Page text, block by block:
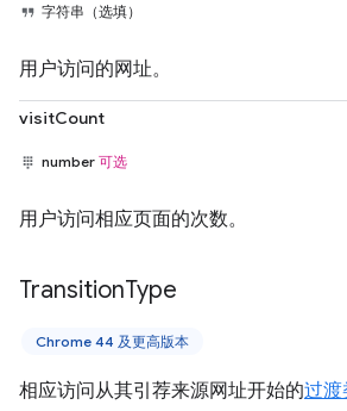
字符串（选填）
用户访问的网址。
visitCount
number 可选
用户访问相应页面的次数。
TransitionType
Chrome 44 及更高版本
相应访问从其引荐来源网址开始的过渡